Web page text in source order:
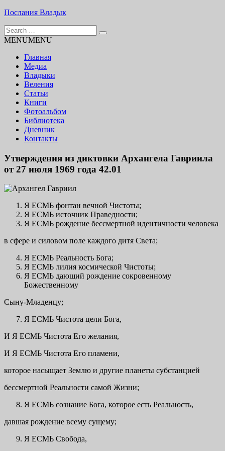
Skip
content
Послания Владык
Основу сайта представляют Послания, или Диктовки,
Search
for:
MENUMENU
Главная
Медиа
Владыки
Веления
Статьи
Книги
Фотоальбом
Библиотека
Дневник
Контакты
Утверждения из диктовки Архангела Гавриила
от 27 июля 1969 года 42.01
Я ЕСМЬ фонтан вечной Чистоты;
Я ЕСМЬ источник Праведности;
Я ЕСМЬ рождение бессмертной идентичности человека
в сфере и силовом поле каждого дитя Света;
Я ЕСМЬ Реальность Бога;
Я ЕСМЬ лилия космической Чистоты;
Я ЕСМЬ дающий рождение сокровенному
Божественному
Сыну-Младенцу;
Я ЕСМЬ Чистота цели Бога,
И Я ЕСМЬ Чистота Его желания,
И Я ЕСМЬ Чистота Его пламени,
которое насыщает Землю и другие планеты субстанцией
бессмертной Реальности самой Жизни;
Я ЕСМЬ сознание Бога, которое есть Реальность,
давшая рождение всему сущему;
Я ЕСМЬ Свобода,